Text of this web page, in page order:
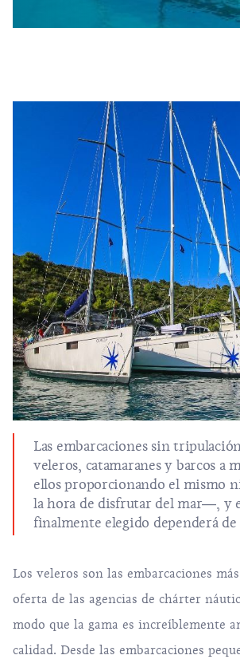
Las embarcaciones sin
veleros, catamaranes y barcos a
ellos proporcionando el mismo
la hora de disfrutar del mar―, y
finalmente elegido dependerá
Los veleros son las embarcaciones
oferta de las agencias de chárter
modo que la gama es increíblemente
calidad. Desde las embarcaciones